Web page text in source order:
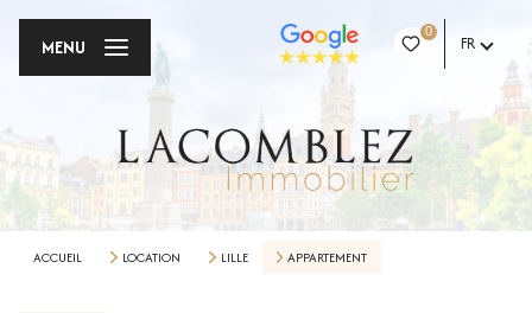
0
FR
MENU
ACCUEIL LOCATION LILLE APPARTEMENT